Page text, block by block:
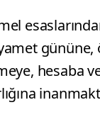
hesaba